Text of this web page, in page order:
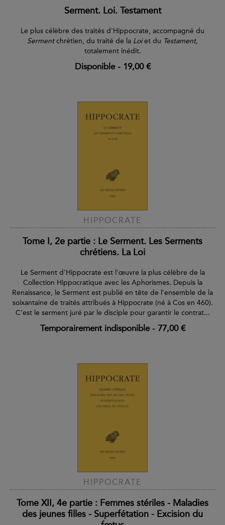
Serment. Loi. Testament
Le plus célèbre des traités d'Hippocrate, accompagné du
Sermentchrétien, du traité de la Loiet du Testament,
totalement inédit.
Disponible- 19,00 €
HIPPOCRATE
Tome I, 2e partie : Le Serment. Les Serments
chrétiens. La Loi
Le Serment d'Hippocrate est l'œuvre la plus célèbre de la
Collection Hippocratique avec les Aphorismes. Depuis la
Renaissance, le Serment est publié en tête de l'ensemble de la
soixantaine de traités attribués à Hippocrate (né à Cos en 460).
C'est le serment juré par le disciple pour garantir le contrat...
Temporairement indisponible- 77,00 €
HIPPOCRATE
Tome XII, 4e partie : Femmes stériles - Maladies
des jeunes filles - Superfétation - Excision du